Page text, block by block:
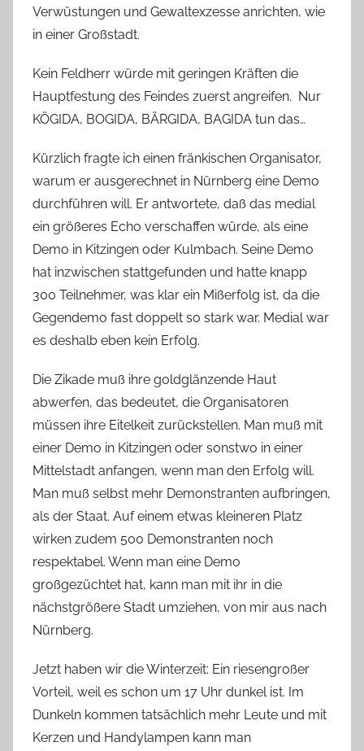
Verwüstungen und Gewaltexzesse anrichten, wie
in einer Großstadt.
Kein Feldherr würde mit geringen Kräften die
Hauptfestung des Feindes zuerst angreifen. Nur
KÖGIDA, BOGIDA, BÄRGIDA, BAGIDA tun das…
Kürzlich fragte ich einen fränkischen Organisator,
warum er ausgerechnet in Nürnberg eine Demo
durchführen will. Er antwortete, daß das medial
ein größeres Echo verschaffen würde, als eine
Demo in Kitzingen oder Kulmbach. Seine Demo
hat inzwischen stattgefunden und hatte knapp
300 Teilnehmer, was klar ein Mißerfolg ist, da die
Gegendemo fast doppelt so stark war. Medial war
es deshalb eben kein Erfolg.
Die Zikade muß ihre goldglänzende Haut
abwerfen, das bedeutet, die Organisatoren
müssen ihre Eitelkeit zurückstellen. Man muß mit
einer Demo in Kitzingen oder sonstwo in einer
Mittelstadt anfangen, wenn man den Erfolg will.
Man muß selbst mehr Demonstranten aufbringen,
als der Staat. Auf einem etwas kleineren Platz
wirken zudem 500 Demonstranten noch
respektabel. Wenn man eine Demo
großgezüchtet hat, kann man mit ihr in die
nächstgrößere Stadt umziehen, von mir aus nach
Nürnberg.
Jetzt haben wir die Winterzeit: Ein riesengroßer
Vorteil, weil es schon um 17 Uhr dunkel ist. Im
Dunkeln kommen tatsächlich mehr Leute und mit
Kerzen und Handylampen kann man